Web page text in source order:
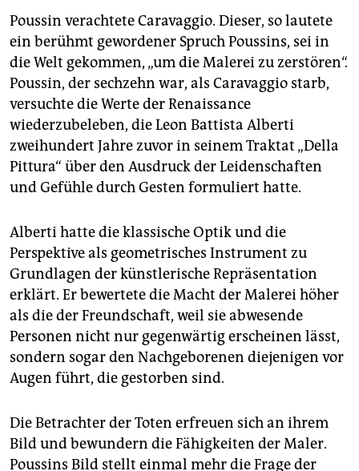
Poussin verachtete Caravaggio. Dieser, so lautete
ein berühmt gewordener Spruch Poussins, sei in
die Welt gekommen, „um die Malerei zu zerstören“.
Poussin, der sechzehn war, als Caravaggio starb,
versuchte die Werte der Renaissance
wiederzubeleben, die Leon Battista Alberti
zweihundert Jahre zuvor in seinem Traktat „Della
Pittura“ über den Ausdruck der Leidenschaften
und Gefühle durch Gesten formuliert hatte.
Alberti hatte die klassische Optik und die
Perspektive als geometrisches Instrument zu
Grundlagen der künstlerische Repräsentation
erklärt. Er bewertete die Macht der Malerei höher
als die der Freundschaft, weil sie abwesende
Personen nicht nur gegenwärtig erscheinen lässt,
sondern sogar den Nachgeborenen diejenigen vor
Augen führt, die gestorben sind.
Die Betrachter der Toten erfreuen sich an ihrem
Bild und bewundern die Fähigkeiten der Maler.
Poussins Bild stellt einmal mehr die Frage der